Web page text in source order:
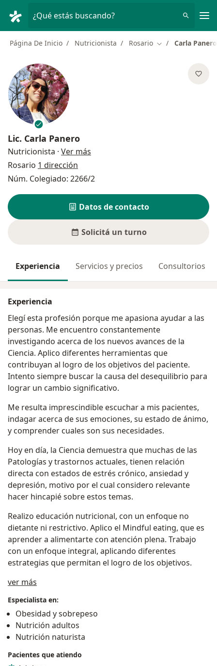
¿Qué estás buscando?
Página De Inicio Nutricionista Rosario Cambiar de
Carla Panero
Lic. Carla Panero
Nutricionista · Ver más
Rosario 1 dirección
Núm. Colegiado: 2266/2
Datos de contacto
Solicitá un turno
Experiencia Servicios y precios Consultorios
Experiencia
Elegí esta profesión porque me apasiona ayudar a las
personas. Me encuentro constantemente
investigando acerca de los nuevos avances de la
Ciencia. Aplico diferentes herramientas que
contribuyan al logro de los objetivos del paciente.
Intento siempre buscar la causa del desequilibrio para
lograr un cambio significativo.
Me resulta imprescindible escuchar a mis pacientes,
indagar acerca de sus emociones, su estado de ánimo,
y comprender cuales son sus necesidades.
Hoy en día, la Ciencia demuestra que muchas de las
Patologías y trastornos actuales, tienen relación
directa con estados de estrés crónico, ansiedad y
depresión, motivo por el cual considero relevante
hacer hincapié sobre estos temas.
Realizo educación nutricional, con un enfoque no
dietante ni restrictivo. Aplico el Mindful eating, que es
aprender a alimentarte con atención plena. Trabajo
con un enfoque integral, aplicando diferentes
estrategias que permitan el logro de los objetivos.
ver más
Especialista en:
Obesidad y sobrepeso
Nutrición adultos
Nutrición naturista
Pacientes que atiendo